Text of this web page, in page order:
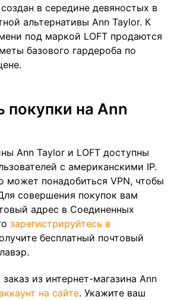
в середине девяностых в
альтернативы Ann Taylor. К
под маркой LOFT продаются
базового гардероба по
покупки на Ann
Ann Taylor и LOFT доступны
с американскими IP.
может понадобиться VPN, чтобы
совершения покупок вам
адрес в Соединенных
зарегистрируйтесь в
бесплатный почтовый
из интернет-магазина Ann
на сайте. Укажите ваш